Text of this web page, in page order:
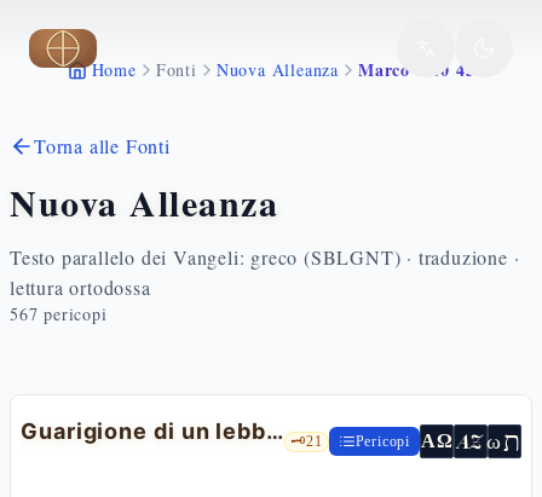
Vai al contenuto principale
Home Fonti Nuova Alleanza Marco 1 40 45
Torna alle Fonti
Nuova Alleanza
Testo parallelo dei Vangeli: greco (SBLGNT) · traduzione ·
lettura ortodossa
567 pericopi
Guarigione di un lebbroso 🗝️21 Pericopi ΑΩ AZωת